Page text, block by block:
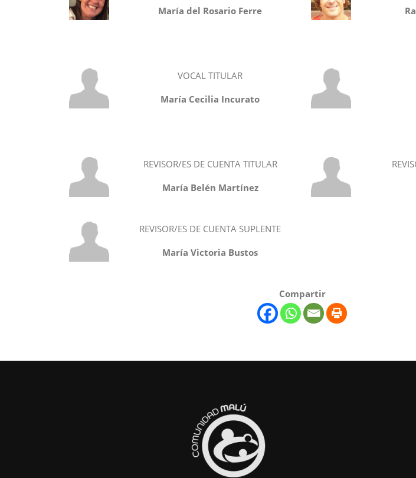
María del Rosario Ferre
VOCAL TITULAR
María Cecilia Incurato
REVISOR/ES DE CUENTA TITULAR
María Belén Martínez
REVISOR/ES DE CUENTA SUPLENTE
María Victoria Bustos
Compartir